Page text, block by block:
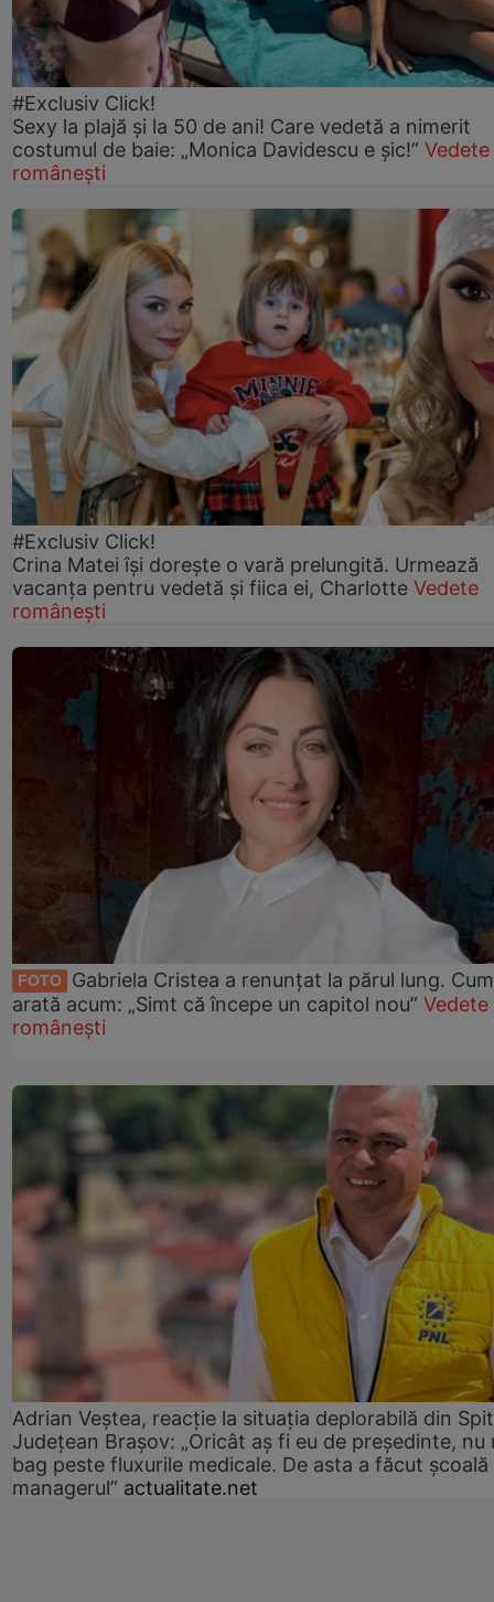
#Exclusiv Click!
Sexy la plajă și la 50 de ani! Care vedetă a nimerit
costumul de baie: „Monica Davidescu e șic!” Vedete
românești
#Exclusiv Click!
Crina Matei își dorește o vară prelungită. Urmează
vacanța pentru vedetă și fiica ei, Charlotte Vedete
românești
FOTO
Gabriela Cristea a renunțat la părul lung. Cum
arată acum: „Simt că începe un capitol nou” Vedete
românești
Adrian Veștea, reacție la situația deplorabilă din
Județean Brașov: „Oricât aș fi eu de președinte, nu
bag peste fluxurile medicale. De asta a făcut școală
managerul” actualitate.net